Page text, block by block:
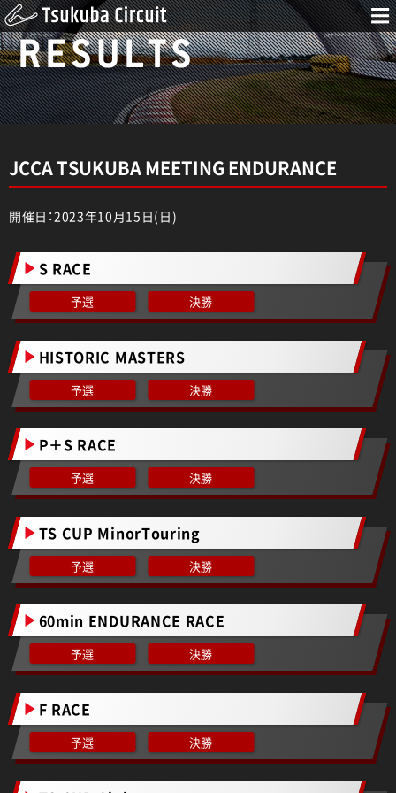
RESULTS
JCCA TSUKUBA MEETING ENDURANCE
開催日：2023年10月15日(日)
S RACE
予選 決勝
HISTORIC MASTERS
予選 決勝
P＋S RACE
予選 決勝
TS CUP MinorTouring
予選 決勝
60min ENDURANCE RACE
予選 決勝
F RACE
予選 決勝